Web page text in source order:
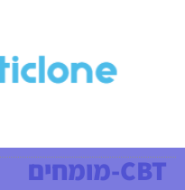
CBT-מומחים